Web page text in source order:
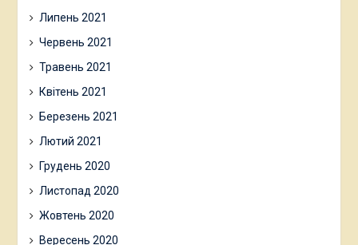
Липень 2021
Червень 2021
Травень 2021
Квітень 2021
Березень 2021
Лютий 2021
Грудень 2020
Листопад 2020
Жовтень 2020
Вересень 2020